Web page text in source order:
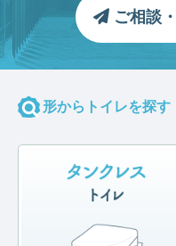
ご相談
形からトイレを探す